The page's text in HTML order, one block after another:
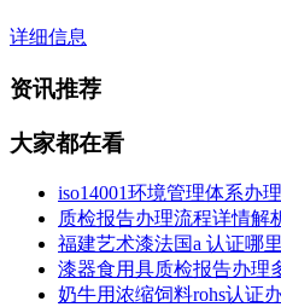
详细信息
资讯推荐
大家都在看
iso14001环境管理体系办
质检报告办理流程详情解
福建艺术漆法国a 认证哪
漆器食用具质检报告办理
奶牛用浓缩饲料rohs认证